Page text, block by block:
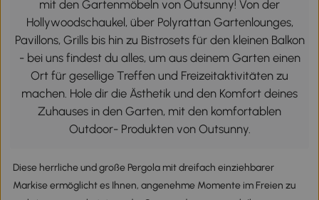
mit den Gartenmöbeln von Outsunny! Von der
Hollywoodschaukel, über Polyrattan Gartenlounges,
Pavillons, Grills bis hin zu Bistrosets für den kleinen Balkon
- bei uns findest du alles, um aus deinem Garten einen
Ort für gesellige Treffen und Freizeitaktivitäten zu
machen. Hole dir die Ästhetik und den Komfort deines
Zuhauses in den Garten, mit den komfortablen
Outdoor- Produkten von Outsunny.
Diese herrliche und große Pergola mit dreifach einziehbarer
Markise ermöglicht es Ihnen, angenehme Momente im Freien zu